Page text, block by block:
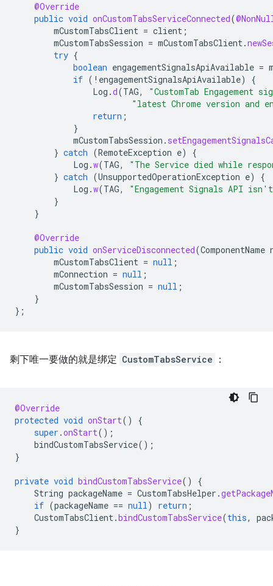
@Override
public void onCustomTabsServiceConnected(
mCustomTabsClient = client ;
mCustomTabsSession = mCustomTabsClient.
try {
boolean engagementSignalsApiAvailable =
if ( ! engagementSignalsApiAvailable)
{
Log .d(TAG,
"CustomTab
"latest Chrome version and
return ;
}
mCustomTabsSession .
} catch (RemoteException e)
{
Log .w(TAG,
"The Service died while
} catch (UnsupportedOperationException e)
{
Log .w(TAG,
"Engagement Signals API
}
}
@Override
public void onServiceDisconnected(ComponentName
mCustomTabsClient = null ;
mConnection = null ;
mCustomTabsSession = null ;
}
};
剩下唯一要做的就是绑定 CustomTabsService ：
@Override
protected void onStart()
{
super .onStart();
bindCustomTabsService();
}
private void bindCustomTabsService()
{
String packageName = CustomTabsHelper .
if (packageName == null) return ;
CustomTabsClient.bindCustomTabsService(this,
}